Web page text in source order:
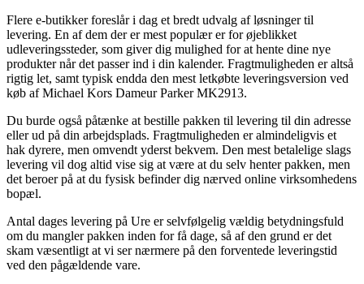
Flere e-butikker foreslår i dag et bredt udvalg af løsninger til
levering. En af dem der er mest populær er for øjeblikket
udleveringssteder, som giver dig mulighed for at hente dine nye
produkter når det passer ind i din kalender. Fragtmuligheden er altså
rigtig let, samt typisk endda den mest letkøbte leveringsversion ved
køb af Michael Kors Dameur Parker MK2913.
Du burde også påtænke at bestille pakken til levering til din adresse
eller ud på din arbejdsplads. Fragtmuligheden er almindeligvis et
hak dyrere, men omvendt yderst bekvem. Den mest betalelige slags
levering vil dog altid vise sig at være at du selv henter pakken, men
det beroer på at du fysisk befinder dig nærved online virksomhedens
bopæl.
Antal dages levering på Ure er selvfølgelig vældig betydningsfuld
om du mangler pakken inden for få dage, så af den grund er det
skam væsentligt at vi ser nærmere på den forventede leveringstid
ved den pågældende vare.